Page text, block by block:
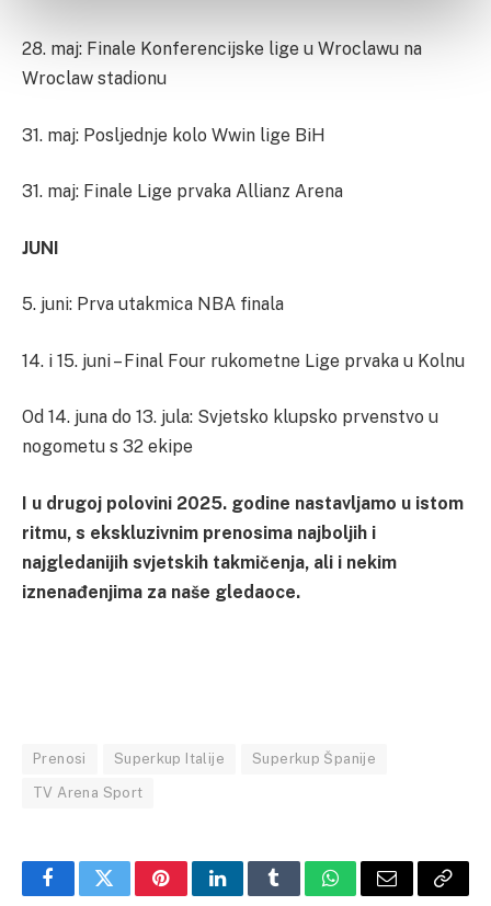
28. maj: Finale Konferencijske lige u Wroclawu na
Wroclaw stadionu
31. maj: Posljednje kolo Wwin lige BiH
31. maj: Finale Lige prvaka Allianz Arena
JUNI
5. juni: Prva utakmica NBA finala
14. i 15. juni – Final Four rukometne Lige prvaka u Kolnu
Od 14. juna do 13. jula: Svjetsko klupsko prvenstvo u
nogometu s 32 ekipe
I u drugoj polovini 2025. godine nastavljamo u istom
ritmu, s ekskluzivnim prenosima najboljih i
najgledanijih svjetskih takmičenja, ali i nekim
iznenađenjima za naše gledaoce.
Prenosi Superkup Italije Superkup Španije
TV Arena Sport
FacebookTwitterPinterestLinkedInTumblrWhatsApp
Email Copy